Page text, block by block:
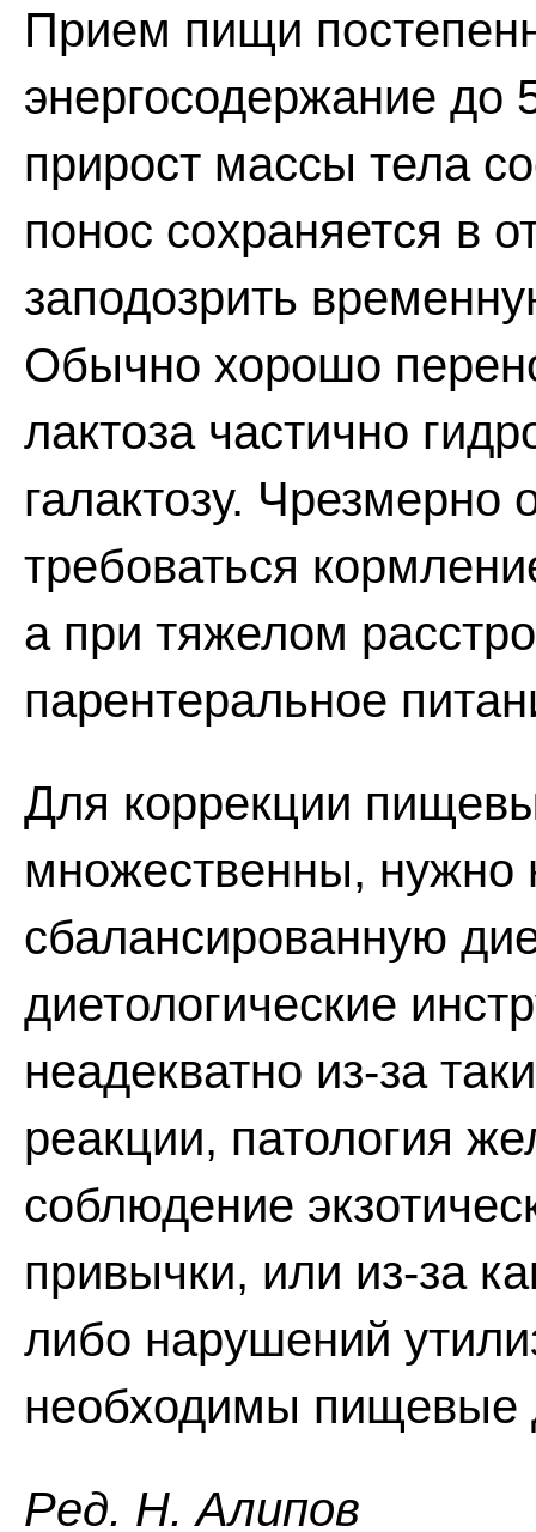
Прием пищи
энергосодержание до
прирост массы тела
понос сохраняется в
заподозрить
Обычно хорошо
лактоза частично
галактозу.
требоваться
а при тяжелом
парентеральное
Для коррекции
множественны, нужно
сбалансированную
диетологические
неадекватно из-за
реакции, патология
соблюдение
привычки, или из-за
либо нарушений
необходимы пищевые
Ред. Н. Алипов